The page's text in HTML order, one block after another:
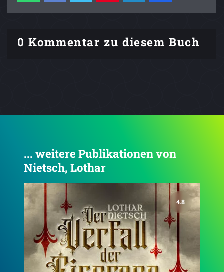
0 Kommentar zu diesem Buch
... weitere Publikationen von
Nietsch, Lothar
4.8